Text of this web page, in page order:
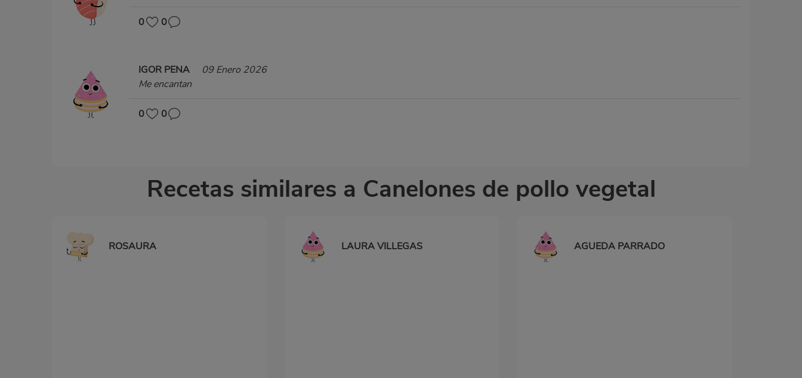
0 0
IGOR PENA
09 Enero 2026
Me encantan
0 0
Recetas similares a Canelones de pollo vegetal
ROSAURA LAURA VILLEGAS AGUEDA PARRADO